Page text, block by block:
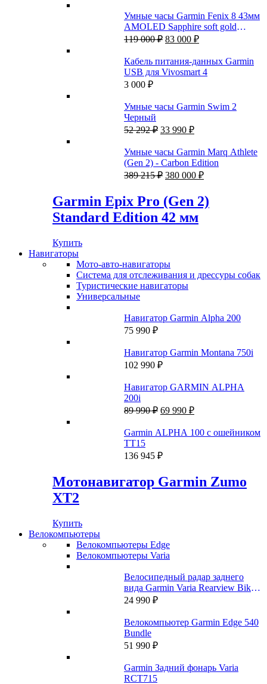
Умные часы Garmin Fenix 8 43мм
AMOLED Sapphire soft gold
stainless steel с кожаным и
119 000₽ Первоначальная
составляла
119
83 000 ₽Текущая
83
000 ₽.
Кабель питания-данных Garmin
USB для Vivosmart 4
3 000 ₽
Умные часы Garmin Swim 2
Черный
52 292₽ Первоначальная
составляла
52
292 ₽.
33 990 ₽Текущая
33
990 ₽.
Умные часы Garmin Marq Athlete
(Gen 2) - Carbon Edition
389 215₽ Первоначальная
составляла
389
215 ₽.
380 000 ₽Текущая
380
000 ₽.
Garmin Epix Pro (Gen 2)
Standard Edition 42 мм
Купить
Навигаторы
Мото-авто-навигаторы
Система для отслеживания и дрессуры собак
Туристические навигаторы
Универсальные
Навигатор Garmin Alpha 200
75 990 ₽
Навигатор Garmin Montana 750i
102 990 ₽
Навигатор GARMIN ALPHA
200i
89 990₽ Первоначальная
составляла
89
990 ₽.
69 990 ₽Текущая
69
Garmin ALPHA 100 с ошейником
ТT15
136 945 ₽
Мотонавигатор Garmin Zumo
XT2
Купить
Велокомпьютеры
Велокомпьютеры Edge
Велокомпьютеры Varia
Велосипедный радар заднего
вида Garmin Varia Rearview Bike
Radar RTL500
24 990 ₽
Велокомпьютер Garmin Edge 540
Bundle
51 990 ₽
Garmin Задний фонарь Varia
RCT715